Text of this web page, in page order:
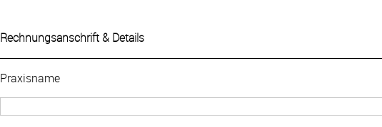
Rechnungsanschrift & Details
Praxisname